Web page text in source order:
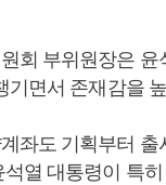
회 부위원장은 윤
기면서 존재감을
좌도 기획부터
열 대통령이 특